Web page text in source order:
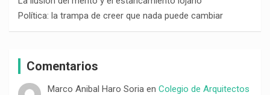
Política: la trampa de creer que nada puede cambiar
Comentarios
Marco Anibal Haro Soriaen Colegio de Arquitectos